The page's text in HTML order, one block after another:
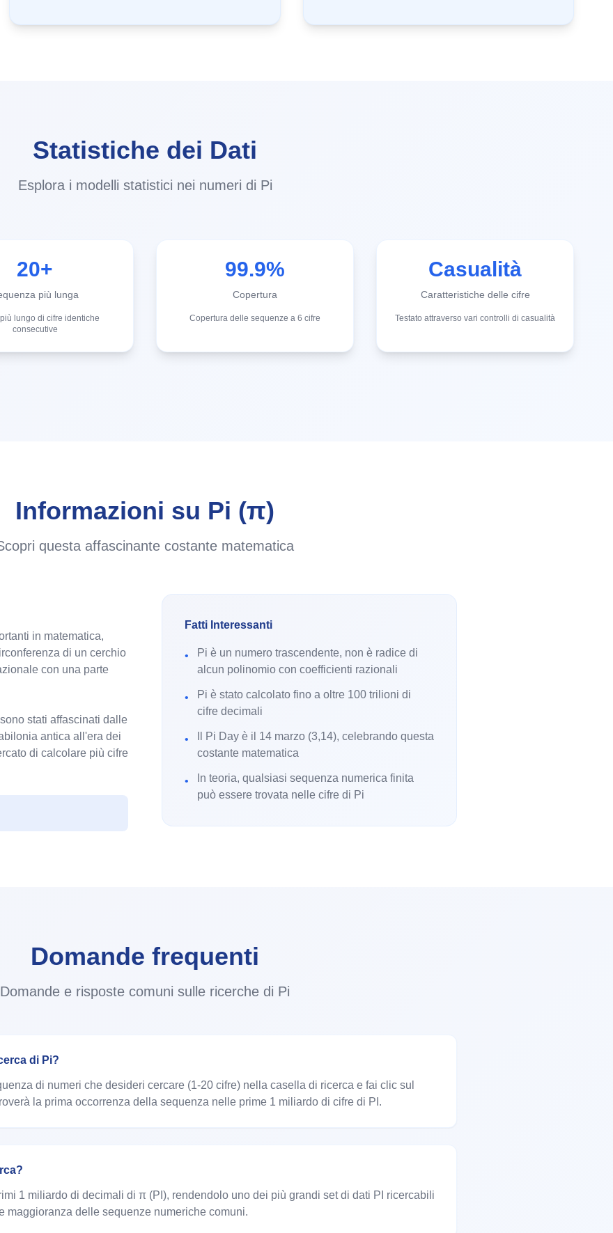
Statistiche dei Dati
Esplora i modelli statistici nei numeri di Pi
20+
più lunga
lungo di cifre identiche
consecutive
99.9%
Copertura
Copertura delle sequenze a 6 cifre
Casualità
Caratteristiche delle cifre
Testato attraverso vari controlli di casualità
Informazioni su Pi (π)
questa affascinante costante matematica
in matematica,
di un cerchio
con una parte
stati affascinati dalle
antica all'era dei
di calcolare più cifre
Fatti Interessanti
•
Pi è un numero trascendente, non è radice di
alcun polinomio con coefficienti razionali
•
Pi è stato calcolato fino a oltre 100 trilioni di
cifre decimali
•
Il Pi Day è il 14 marzo (3,14), celebrando questa
costante matematica
•
In teoria, qualsiasi sequenza numerica finita
può essere trovata nelle cifre di Pi
Domande frequenti
Domande e risposte comuni sulle ricerche di Pi
di Pi?
di numeri che desideri cercare (1-20 cifre) nella casella di ricerca e fai clic sul
la prima occorrenza della sequenza nelle prime 1 miliardo di cifre di PI.
1 miliardo di decimali di π (PI), rendendolo uno dei più grandi set di dati PI ricercabili
maggioranza delle sequenze numeriche comuni.